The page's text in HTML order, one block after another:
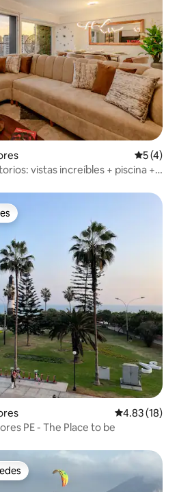
5 (4)
vistas increíbles + piscina +
Calificación
4.83 (18)
PE - The Place to be
preferido